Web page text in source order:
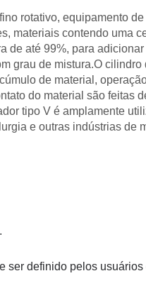
rotativo, equipamento
materiais contendo uma
de até 99%, para
grau de mistura.O cilindro
de material,
do material são feitas
tipo V é amplamente
e outras indústrias de
ser definido pelos